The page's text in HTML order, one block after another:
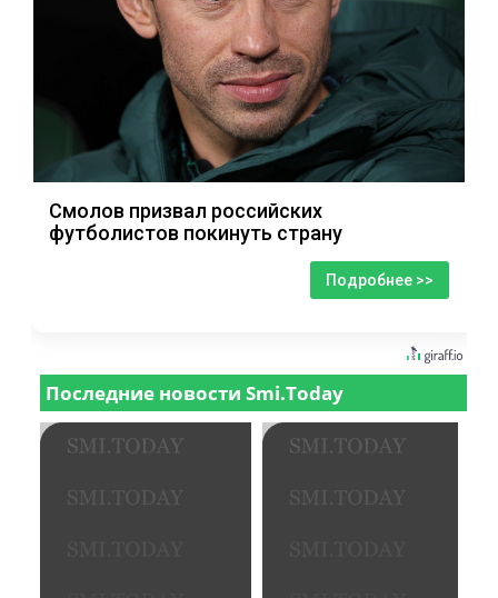
Смолов призвал российских
футболистов покинуть страну
Подробнее >>